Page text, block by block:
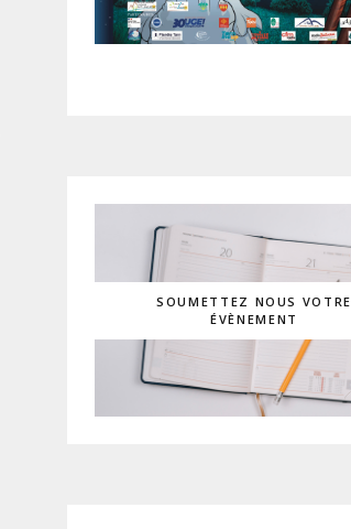
SOUMETTEZ NOUS VOTRE
ÉVÈNEMENT